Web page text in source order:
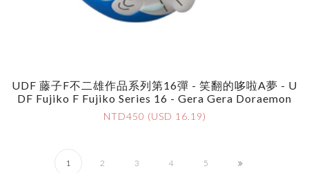
UDF 藤子F不二雄作品系列第16彈 - 笑翻的哆啦A夢 - U
DF Fujiko F Fujiko Series 16 - Gera Gera Doraemon
NTD450 (USD 16.19)
1 2 3 4 5